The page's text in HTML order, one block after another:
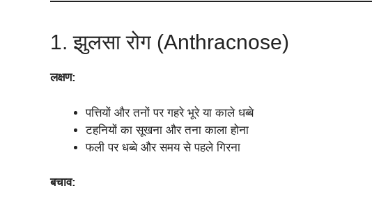
1. झुलसा रोग (Anthracnose)
लक्षण:
पत्तियों और तनों पर गहरे भूरे या काले धब्बे
टहनियों का सूखना और तना काला होना
फली पर धब्बे और समय से पहले गिरना
बचाव: